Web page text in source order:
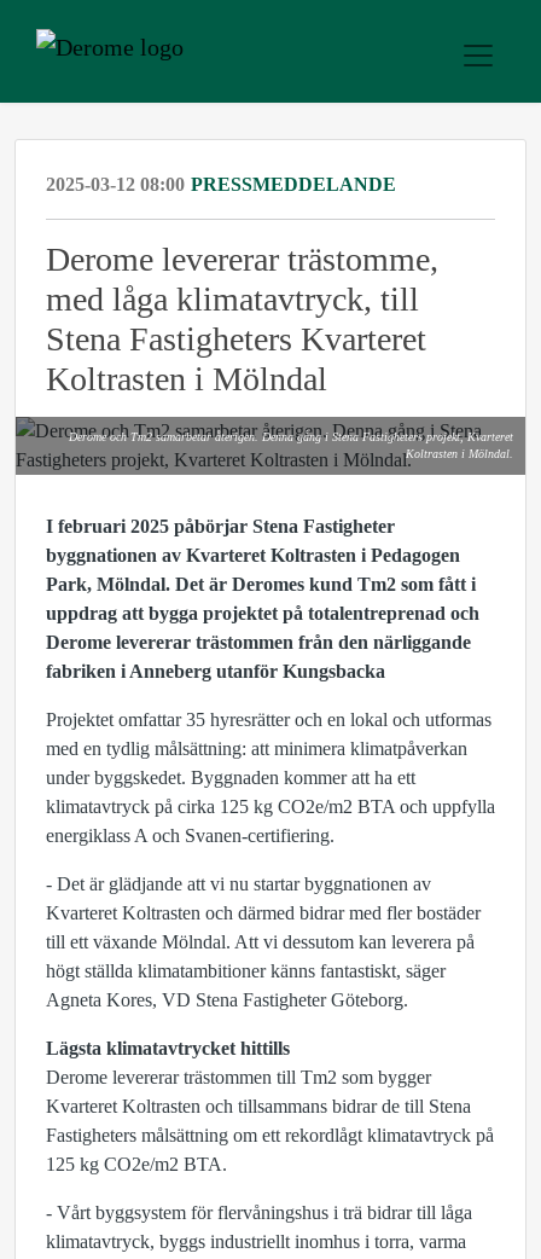
2025-03-12 08:00 PRESSMEDDELANDE
Derome levererar trästomme,
med låga klimatavtryck, till
Stena Fastigheters Kvarteret
Koltrasten i Mölndal
Derome och Tm2 samarbetar återigen. Denna gång i Stena Fastigheters projekt, Kvarteret
Koltrasten i Mölndal.
I februari 2025 påbörjar Stena Fastigheter
byggnationen av Kvarteret Koltrasten i Pedagogen
Park, Mölndal. Det är Deromes kund Tm2 som fått i
uppdrag att bygga projektet på totalentreprenad och
Derome levererar trästommen från den närliggande
fabriken i Anneberg utanför Kungsbacka
Projektet omfattar 35 hyresrätter och en lokal och utformas
med en tydlig målsättning: att minimera klimatpåverkan
under byggskedet. Byggnaden kommer att ha ett
klimatavtryck på cirka 125 kg CO2e/m2 BTA och uppfylla
energiklass A och Svanen-certifiering.
- Det är glädjande att vi nu startar byggnationen av
Kvarteret Koltrasten och därmed bidrar med fler bostäder
till ett växande Mölndal. Att vi dessutom kan leverera på
högt ställda klimatambitioner känns fantastiskt, säger
Agneta Kores, VD Stena Fastigheter Göteborg.
Lägsta klimatavtrycket hittills
Derome levererar trästommen till Tm2 som bygger
Kvarteret Koltrasten och tillsammans bidrar de till Stena
Fastigheters målsättning om ett rekordlågt klimatavtryck på
125 kg CO2e/m2 BTA.
- Vårt byggsystem för flervåningshus i trä bidrar till låga
klimatavtryck, byggs industriellt inomhus i torra, varma